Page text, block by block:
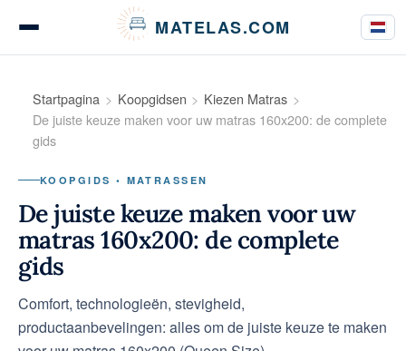
MATELAS.COM
Matrastests en beoordelingen
Tests van beddengoed
Koopgidsen
Advies
Startpagina Koopgidsen
Kiezen Matras
De juiste keuze maken voor uw matras 160x200: de complete
gids
KOOPGIDS • MATRASSEN
De juiste keuze maken voor uw
matras 160x200: de complete
gids
Comfort, technologieën, stevigheid,
productaanbevelingen: alles om de juiste keuze te maken
Cookies beheer paneel